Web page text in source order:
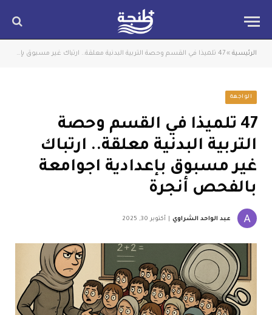
الرئيسية »47 تلميذا في القسم وحصة التربية البدنية معلقة.. ارتباك غير مسبوق بإعدادية اجوامعة بالفحص أنجرة
الواجهة
47 تلميذا في القسم وحصة
التربية البدنية معلقة.. ارتباك
غير مسبوق بإعدادية اجوامعة
بالفحص أنجرة
عبد الواحد الشراوي أكتوبر 30, 2025